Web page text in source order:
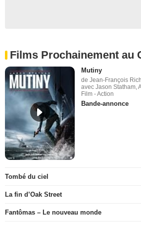
Films Prochainement au
Mutiny
de Jean-François
avec Jason Statham,
Film - Action
Bande-annonce
Tombé du ciel
La fin d’Oak Street
Fantômas – Le nouveau monde